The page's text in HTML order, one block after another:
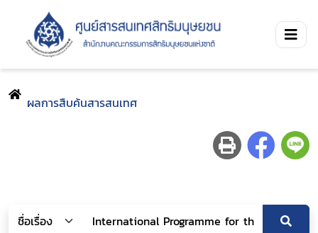
ผลการสืบค้นสารสนเทศ